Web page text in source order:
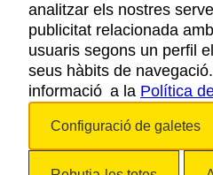
AVÍS
POLÍTICA DE
analitzar els nostres
publicitat relacionada
usuaris segons un perfil
seus hàbits de
informació a la Política
Configuració de galetes